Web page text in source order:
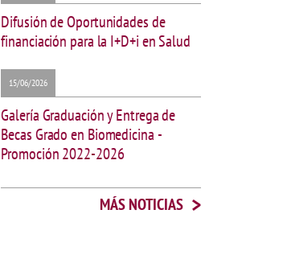
Difusión de Oportunidades de
financiación para la I+D+i en Salud
15/06/2026
Galería Graduación y Entrega de
Becas Grado en Biomedicina -
Promoción 2022-2026
MÁS NOTICIAS >